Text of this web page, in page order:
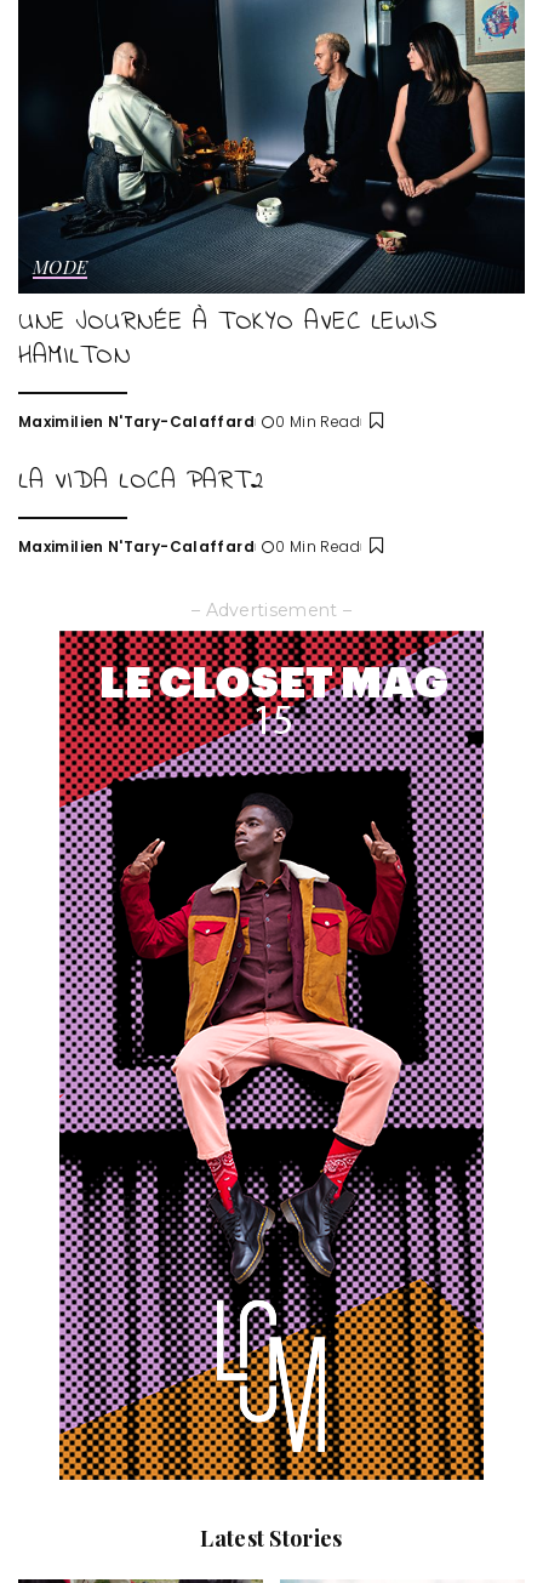
MODE
UNE JOURNÉE À TOKYO AVEC LEWIS
HAMILTON
Posted
Maximilien N'Tary-Calaffard 0 Min Read
LA VIDA LOCA PART2
Posted
Maximilien N'Tary-Calaffard 0 Min Read
– Advertisement –
Latest Stories